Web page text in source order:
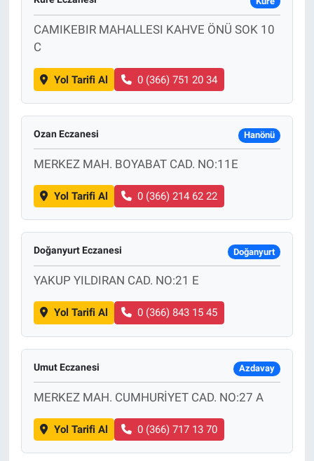
CAMIKEBIR MAHALLESI KAHVE ÖNÜ SOK 10
C
Yol Tarifi Al 0 (366) 751 20 34
Ozan Eczanesi Hanönü
MERKEZ MAH. BOYABAT CAD. NO:11E
Yol Tarifi Al 0 (366) 214 62 22
Doğanyurt Eczanesi Doğanyurt
YAKUP YILDIRAN CAD. NO:21 E
Yol Tarifi Al 0 (366) 843 15 45
Umut Eczanesi Azdavay
MERKEZ MAH. CUMHURİYET CAD. NO:27 A
Yol Tarifi Al 0 (366) 717 13 70